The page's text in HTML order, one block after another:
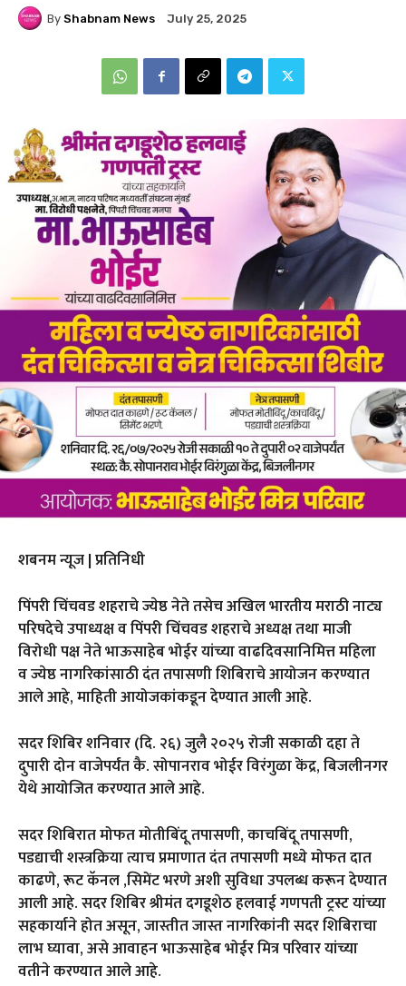
By Shabnam News July 25, 2025
शबनम न्यूज | प्रतिनिधी
पिंपरी चिंचवड शहराचे ज्येष्ठ नेते तसेच अखिल भारतीय मराठी नाट्य
परिषदेचे उपाध्यक्ष व पिंपरी चिंचवड शहराचे अध्यक्ष तथा माजी
विरोधी पक्ष नेते भाऊसाहेब भोईर यांच्या वाढदिवसानिमित्त महिला
व ज्येष्ठ नागरिकांसाठी दंत तपासणी शिबिराचे आयोजन करण्यात
आले आहे, माहिती आयोजकांकडून देण्यात आली आहे.
सदर शिबिर शनिवार (दि. २६) जुलै २०२५ रोजी सकाळी दहा ते
दुपारी दोन वाजेपर्यंत कै. सोपानराव भोईर विरंगुळा केंद्र, बिजलीनगर
येथे आयोजित करण्यात आले आहे.
सदर शिबिरात मोफत मोतीबिंदू तपासणी, काचबिंदू तपासणी,
पडद्याची शस्त्रक्रिया त्याच प्रमाणात दंत तपासणी मध्ये मोफत दात
काढणे, रूट कॅनल ,सिमेंट भरणे अशी सुविधा उपलब्ध करून देण्यात
आली आहे. सदर शिबिर श्रीमंत दगडूशेठ हलवाई गणपती ट्रस्ट यांच्या
सहकार्याने होत असून, जास्तीत जास्त नागरिकांनी सदर शिबिराचा
लाभ घ्यावा, असे आवाहन भाऊसाहेब भोईर मित्र परिवार यांच्या
वतीने करण्यात आले आहे.